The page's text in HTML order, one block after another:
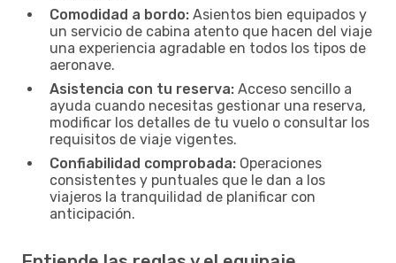
Comodidad a bordo: Asientos bien equipados y
un servicio de cabina atento que hacen del viaje
una experiencia agradable en todos los tipos de
aeronave.
Asistencia con tu reserva: Acceso sencillo a
ayuda cuando necesitas gestionar una reserva,
modificar los detalles de tu vuelo o consultar los
requisitos de viaje vigentes.
Confiabilidad comprobada: Operaciones
consistentes y puntuales que le dan a los
viajeros la tranquilidad de planificar con
anticipación.